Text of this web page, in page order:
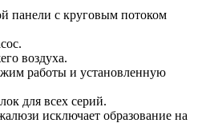
панели с круговым потоком
воздуха.
работы и установленную
для всех серий.
исключает образование на